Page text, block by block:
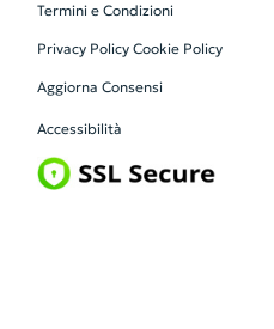
Termini e Condizioni
Privacy Policy Cookie Policy
Aggiorna Consensi
Accessibilità